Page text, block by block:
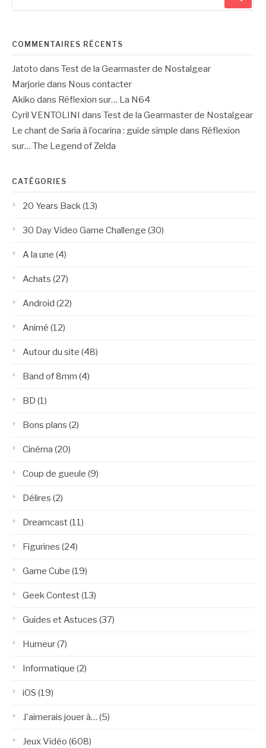
COMMENTAIRES RÉCENTS
Jatoto dans Test de la Gearmaster de Nostalgear
Marjorie dans Nous contacter
Akiko dans Réflexion sur… La N64
Cyril VENTOLINI dans Test de la Gearmaster de Nostalgear
Le chant de Saria à l’ocarina : guide simple dans Réflexion
sur… The Legend of Zelda
CATÉGORIES
20 Years Back(13)
30 Day Video Game Challenge (30)
A la une (4)
Achats (27)
Android (22)
Animé (12)
Autour du site (48)
Band of 8mm (4)
BD (1)
Bons plans (2)
Cinéma (20)
Coup de gueule (9)
Délires (2)
Dreamcast(11)
Figurines (24)
Game Cube (19)
Geek Contest(13)
Guides et Astuces (37)
Humeur(7)
Informatique (2)
iOS (19)
J'aimerais jouer à… (5)
Jeux Vidéo (608)